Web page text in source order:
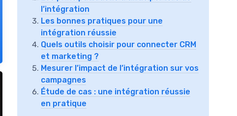
l’intégration
Les bonnes pratiques pour une
intégration réussie
Quels outils choisir pour connecter CRM
et marketing ?
Mesurer l’impact de l’intégration sur vos
campagnes
Étude de cas : une intégration réussie
en pratique